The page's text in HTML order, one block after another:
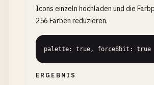
Icons einzeln hochladen und die
256 Farben reduzieren.
palette: true, force8bit: true
ERGEBNIS